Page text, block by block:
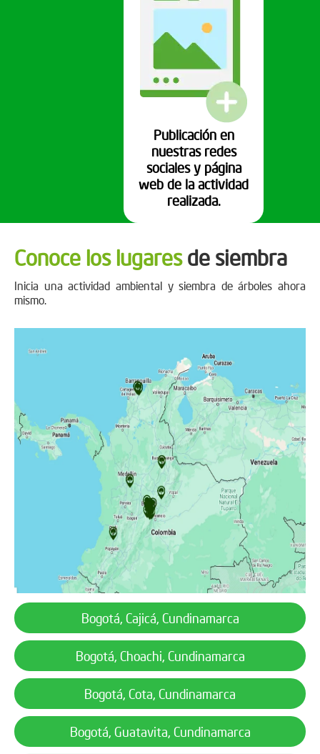
Publicación en
nuestras redes
sociales y página
web de la actividad
realizada.
Conoce los lugaresde siembra
Inicia una actividad ambiental y siembra de árboles ahora
mismo.
Bogotá, Cajicá, Cundinamarca
Bogotá, Choachi, Cundinamarca
Bogotá, Cota, Cundinamarca
Bogotá, Guatavita, Cundinamarca